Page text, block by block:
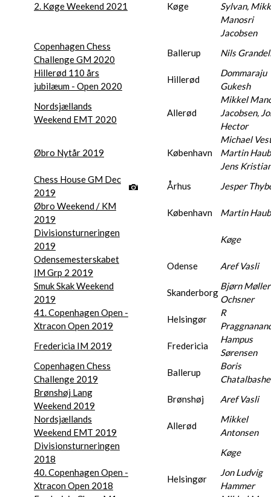
2. Køge Weekend 2021 Køge
Sylvan,
Manosri
Jacobsen
Copenhagen Chess
Challenge GM 2020
Ballerup
Nils
Hillerød 110 års
jubilæum - Open 2020
Hillerød
Dommaraju
Gukesh
Nordsjællands
Weekend EMT 2020
Allerød
Mikkel
Jacobsen,
Hector
Øbro Nytår 2019 København
Michael
Martin
Jens
Chess House GM Dec
2019
Århus
Jesper
Øbro Weekend / KM
2019
København
Martin
Divisionsturneringen
2019
Køge
Odensemesterskabet
IM Grp 2 2019
Odense
Aref Vasli
Smuk Skak Weekend
2019
Skanderborg
Bjørn Møller
Ochsner
41. Copenhagen Open -
Xtracon Open 2019
Helsingør
R
Fredericia IM 2019
Fredericia
Hampus
Sørensen
Copenhagen Chess
Challenge 2019
Ballerup
Boris
Brønshøj Lang
Weekend 2019
Brønshøj
Aref Vasli
Nordsjællands
Weekend EMT 2019
Allerød
Mikkel
Antonsen
Divisionsturneringen
2018
Køge
40. Copenhagen Open -
Xtracon Open 2018
Helsingør
Jon Ludvig
Hammer